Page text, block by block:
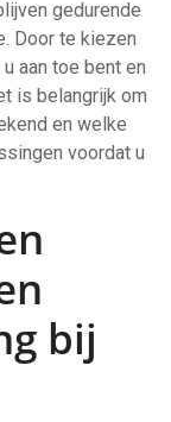
gedurende
Door te kiezen
aan toe bent en
is belangrijk om
en welke
voordat u
bij